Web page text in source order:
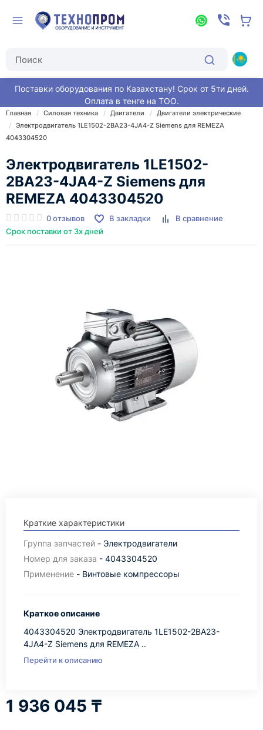
Поставки оборудования по Казахстану! Срок от 5ти дней.
Оплата в тенге на ТОО.
Главная Силовая техника Двигатели
Двигатели электрические
Электродвигатель 1LE1502-2BA23-4JA4-Z Siemens для REMEZA
4043304520
Электродвигатель 1LE1502-
2BA23-4JA4-Z Siemens для
REMEZA 4043304520
0 отзывов В закладки
В сравнение
Срок поставки от 3х дней
Краткие характеристики
Группа запчастей - Электродвигатели
Номер для заказа - 4043304520
Применение - Винтовые компрессоры
Краткое описание
4043304520 Электродвигатель 1LE1502-2BA23-
4JA4-Z Siemens для REMEZA ..
Перейти к описанию
1 936 045 ₸